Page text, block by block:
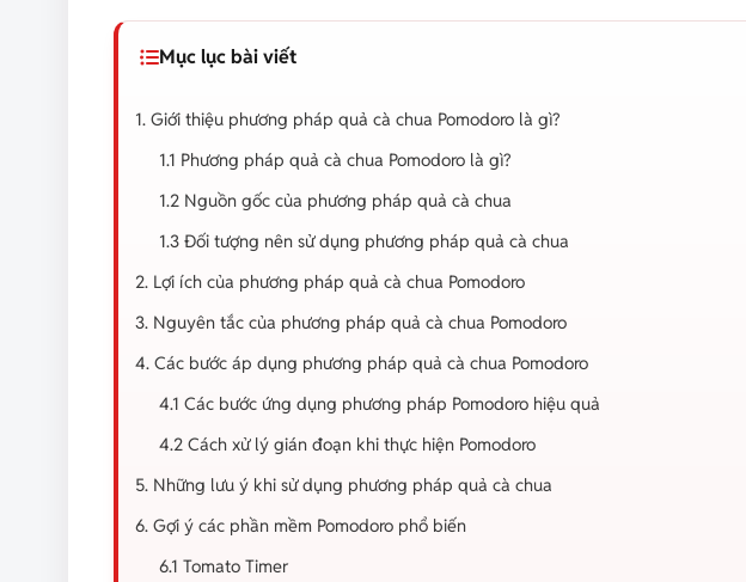
Mục lục bài viết
1. Giới thiệu phương pháp quả cà chua Pomodoro là gì?
1.1 Phương pháp quả cà chua Pomodoro là gì?
1.2 Nguồn gốc của phương pháp quả cà chua
1.3 Đối tượng nên sử dụng phương pháp quả cà chua
2. Lợi ích của phương pháp quả cà chua Pomodoro
3. Nguyên tắc của phương pháp quả cà chua Pomodoro
4. Các bước áp dụng phương pháp quả cà chua Pomodoro
4.1 Các bước ứng dụng phương pháp Pomodoro hiệu quả
4.2 Cách xử lý gián đoạn khi thực hiện Pomodoro
5. Những lưu ý khi sử dụng phương pháp quả cà chua
6. Gợi ý các phần mềm Pomodoro phổ biến
6.1 Tomato Timer